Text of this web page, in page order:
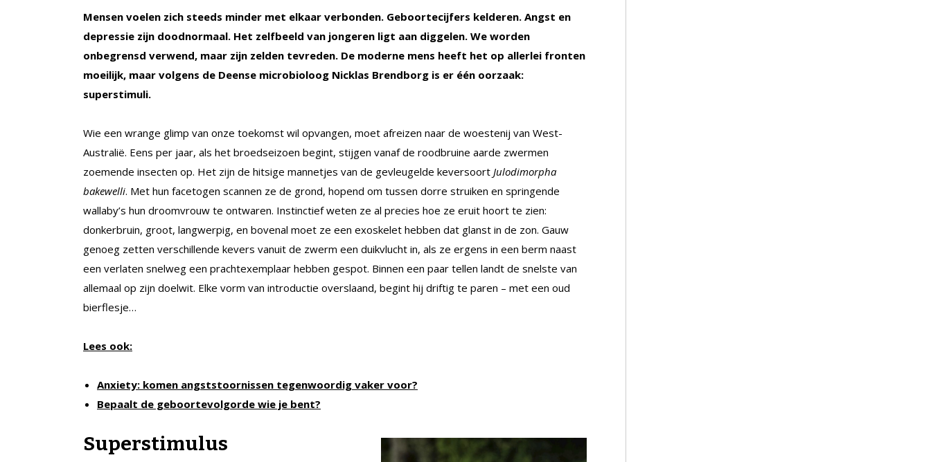
Mensen voelen zich steeds minder met elkaar verbonden. Geboortecijfers kelderen. Angst en
depressie zijn doodnormaal. Het zelfbeeld van jongeren ligt aan diggelen. We worden
onbegrensd verwend, maar zijn zelden tevreden. De moderne mens heeft het op allerlei fronten
moeilijk, maar volgens de Deense microbioloog Nicklas Brendborg is er één oorzaak:
superstimuli.
Wie een wrange glimp van onze toekomst wil opvangen, moet afreizen naar de woestenij van West-
Australië. Eens per jaar, als het broedseizoen begint, stijgen vanaf de roodbruine aarde zwermen
zoemende insecten op. Het zijn de hitsige mannetjes van de gevleugelde keversoort Julodimorpha
bakewelli. Met hun facetogen scannen ze de grond, hopend om tussen dorre struiken en springende
wallaby’s hun droomvrouw te ontwaren. Instinctief weten ze al precies hoe ze eruit hoort te zien:
donkerbruin, groot, langwerpig, en bovenal moet ze een exoskelet hebben dat glanst in de zon. Gauw
genoeg zetten verschillende kevers vanuit de zwerm een duikvlucht in, als ze ergens in een berm naast
een verlaten snelweg een prachtexemplaar hebben gespot. Binnen een paar tellen landt de snelste van
allemaal op zijn doelwit. Elke vorm van introductie overslaand, begint hij driftig te paren – met een oud
bierflesje…
Lees ook:
Anxiety: komen angststoornissen tegenwoordig vaker voor?
Bepaalt de geboortevolgorde wie je bent?
Superstimulus